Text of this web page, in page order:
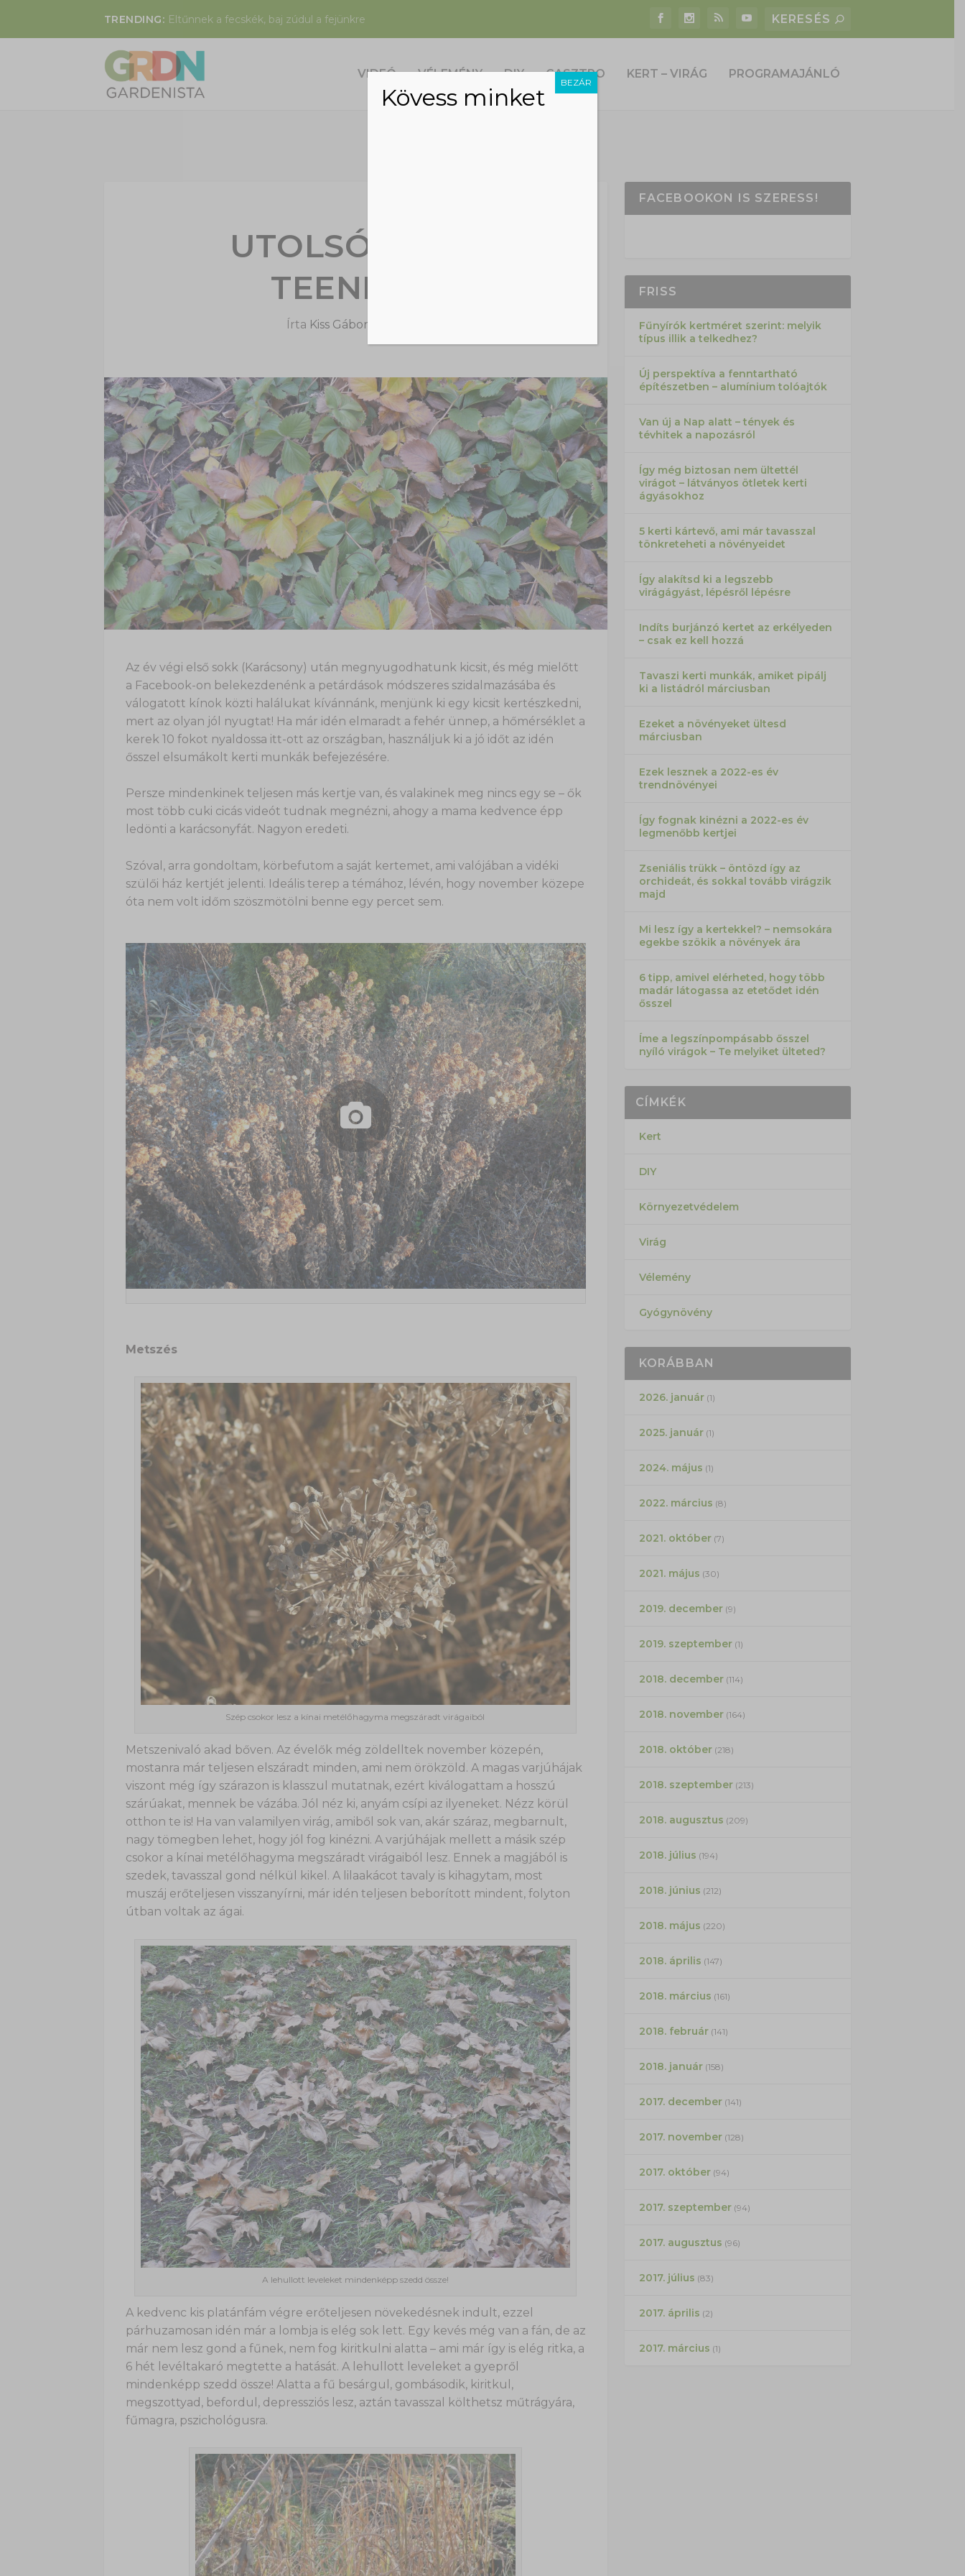
TRENDING: Eltűnnek a fecskék, baj zúdul a fejünkre
VIDEÓ VÉLEMÉNY DIY GASZTRO KERT – VIRÁG PROGRAMAJÁNLÓ
UTOLSÓ KERTI
TEENDŐK
Írta Kiss Gábor
Az év végi első sokk (Karácsony) után megnyugodhatunk kicsit, és még mielőtt
a Facebook-on belekezdenénk a petárdások módszeres szidalmazásába és
válogatott kínok közti halálukat kívánnánk, menjünk ki egy kicsit kertészkedni,
mert az olyan jól nyugtat! Ha már idén elmaradt a fehér ünnep, a hőmérséklet a
kerek 10 fokot nyaldossa itt-ott az országban, használjuk ki a jó időt az idén
ősszel elsumákolt kerti munkák befejezésére.
Persze mindenkinek teljesen más kertje van, és valakinek meg nincs egy se – ők
most több cuki cicás videót tudnak megnézni, ahogy a mama kedvence épp
ledönti a karácsonyfát. Nagyon eredeti.
Szóval, arra gondoltam, körbefutom a saját kertemet, ami valójában a vidéki
szülői ház kertjét jelenti. Ideális terep a témához, lévén, hogy november közepe
óta nem volt időm szöszmötölni benne egy percet sem.
Metszés
Szép csokor lesz a kínai metélőhagyma megszáradt virágaiból
Metszenivaló akad bőven. Az évelők még zöldelltek november közepén,
mostanra már teljesen elszáradt minden, ami nem örökzöld. A magas varjúhájak
viszont még így szárazon is klasszul mutatnak, ezért kiválogattam a hosszú
szárúakat, mennek be vázába. Jól néz ki, anyám csípi az ilyeneket. Nézz körül
otthon te is! Ha van valamilyen virág, amiből sok van, akár száraz, megbarnult,
nagy tömegben lehet, hogy jól fog kinézni. A varjúhájak mellett a másik szép
csokor a kínai metélőhagyma megszáradt virágaiból lesz. Ennek a magjából is
szedek, tavasszal gond nélkül kikel. A lilaakácot tavaly is kihagytam, most
muszáj erőteljesen visszanyírni, már idén teljesen beborított mindent, folyton
útban voltak az ágai.
A lehullott leveleket mindenképp szedd össze!
A kedvenc kis platánfám végre erőteljesen növekedésnek indult, ezzel
párhuzamosan idén már a lombja is elég sok lett. Egy kevés még van a fán, de az
már nem lesz gond a fűnek, nem fog kiritkulni alatta – ami már így is elég ritka, a
6 hét levéltakaró megtette a hatását. A lehullott leveleket a gyepről
mindenképp szedd össze! Alatta a fű besárgul, gombásodik, kiritkul,
megszottyad, befordul, depressziós lesz, aztán tavasszal költhetsz műtrágyára,
fűmagra, pszichológusra.
FACEBOOKON IS SZERESS!
FRISS
Fűnyírók kertméret szerint: melyik
típus illik a telkedhez?
Új perspektíva a fenntartható
építészetben – alumínium tolóajtók
Van új a Nap alatt – tények és
tévhitek a napozásról
Így még biztosan nem ültettél
virágot – látványos ötletek kerti
ágyásokhoz
5 kerti kártevő, ami már tavasszal
tönkreteheti a növényeidet
Így alakítsd ki a legszebb
virágágyást, lépésről lépésre
Indíts burjánzó kertet az erkélyeden
– csak ez kell hozzá
Tavaszi kerti munkák, amiket pipálj
ki a listádról márciusban
Ezeket a növényeket ültesd
márciusban
Ezek lesznek a 2022-es év
trendnövényei
Így fognak kinézni a 2022-es év
legmenőbb kertjei
Zseniális trükk – öntözd így az
orchideát, és sokkal tovább virágzik
majd
Mi lesz így a kertekkel? – nemsokára
egekbe szökik a növények ára
6 tipp, amivel elérheted, hogy több
madár látogassa az etetődet idén
ősszel
Íme a legszínpompásabb ősszel
nyíló virágok – Te melyiket ülteted?
CÍMKÉK
Kert
DIY
Környezetvédelem
Virág
Vélemény
Gyógynövény
KORÁBBAN
2026. január(1)
2025. január(1)
2024. május (1)
2022. március (8)
2021. október(7)
2021. május (30)
2019. december(9)
2019. szeptember(1)
2018. december(114)
2018. november(164)
2018. október(218)
2018. szeptember(213)
2018. augusztus (209)
2018. július (194)
2018. június (212)
2018. május (220)
2018. április (147)
2018. március (161)
2018. február(141)
2018. január(158)
2017. december(141)
2017. november(128)
2017. október(94)
2017. szeptember(94)
2017. augusztus (96)
2017. július (83)
2017. április (2)
2017. március (1)
Kövess minket
BEZÁR